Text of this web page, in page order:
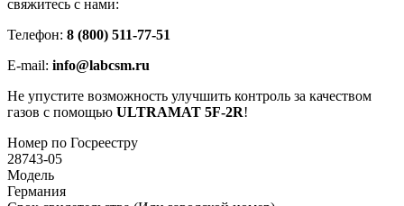
свяжитесь с нами:
Телефон: 8 (800) 511-77-51
E-mail: info@labcsm.ru
Не упустите возможность улучшить контроль за качеством
газов с помощью ULTRAMAT 5F-2R!
Номер по Госреестру
28743-05
Модель
Германия